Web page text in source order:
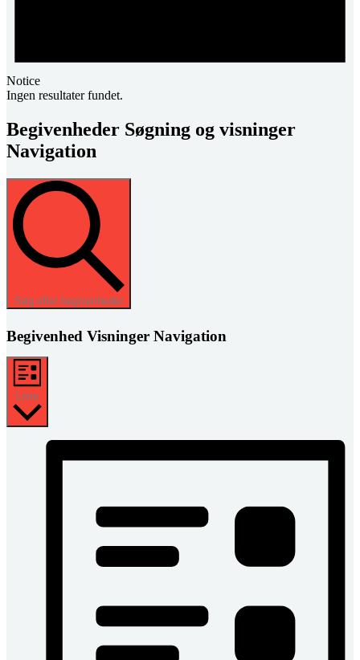
Notice
Ingen resultater fundet.
Begivenheder Søgning og visninger
Navigation
Søg efter begivenheder
Begivenhed Visninger Navigation
Liste